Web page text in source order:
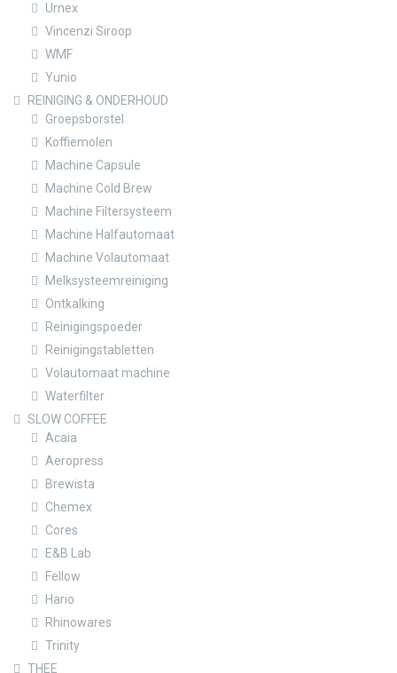
Urnex
Vincenzi Siroop
WMF
Yunio
REINIGING & ONDERHOUD
Groepsborstel
Koffiemolen
Machine Capsule
Machine Cold Brew
Machine Filtersysteem
Machine Halfautomaat
Machine Volautomaat
Melksysteemreiniging
Ontkalking
Reinigingspoeder
Reinigingstabletten
Volautomaat machine
Waterfilter
SLOW COFFEE
Acaia
Aeropress
Brewista
Chemex
Cores
E&B Lab
Fellow
Hario
Rhinowares
Trinity
THEE